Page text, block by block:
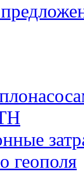
геополя